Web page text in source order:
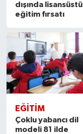
dışında lisansüstü
eğitim fırsatı
EĞITIM
Çoklu yabancı dil
modeli 81 ilde